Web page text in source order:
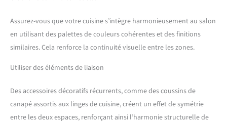
Assurez-vous que votre cuisine s’intègre harmonieusement au salon
en utilisant des palettes de couleurs cohérentes et des finitions
similaires. Cela renforce la continuité visuelle entre les zones.
Utiliser des éléments de liaison
Des accessoires décoratifs récurrents, comme des coussins de
canapé assortis aux linges de cuisine, créent un effet de symétrie
entre les deux espaces, renforçant ainsi l’harmonie structurelle de